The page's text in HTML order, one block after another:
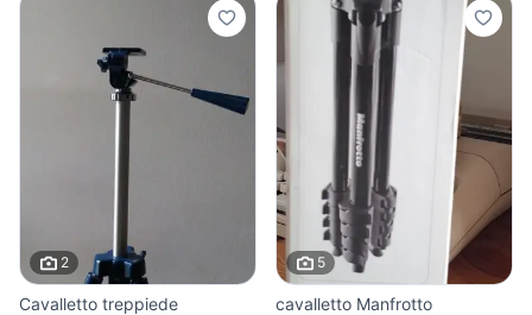
2
Cavalletto treppiede
5
cavalletto Manfrotto